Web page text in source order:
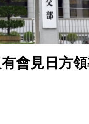
言論 拉美國家有權
會見日方